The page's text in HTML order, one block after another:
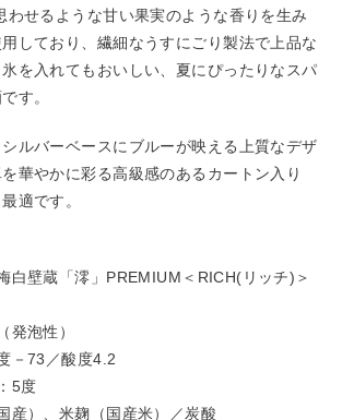
わせるような甘い果実のような香りを生み
しており、繊細なうすにごり製法で上品な
を入れてもおいしい、夏にぴったりなスパ
す。
ルバーベースにブルーが映える上質なデザ
華やかに彩る高級感のあるカートン入り
適です。
白壁蔵「澪」PREMIUM＜RICH(リッチ)＞
泡性）
－73／酸度4.2
5度
産）、米麹（国産米）／炭酸